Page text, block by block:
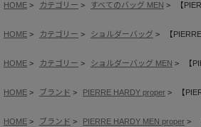
HOME カテゴリー すべてのバッグ MEN 【
HOME カテゴリー ショルダーバッグ 【
HOME カテゴリー ショルダーバッグ MEN 【
HOME ブランド PIERRE HARDY proper 【
HOME ブランド PIERRE HARDY MEN proper